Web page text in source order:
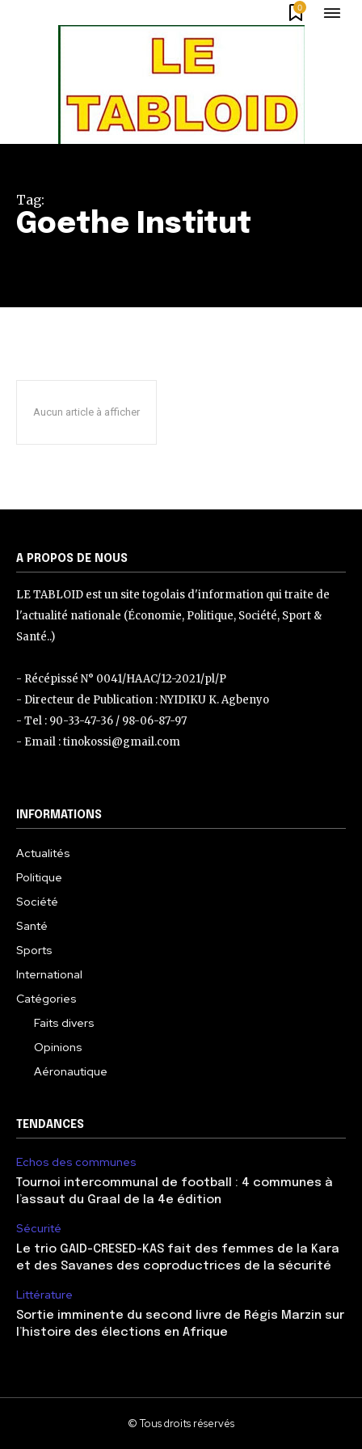
0
Tag:
Goethe Institut
Aucun article à afficher
A PROPOS DE NOUS
LE TABLOID est un site togolais d'information qui traite de
l'actualité nationale (Économie, Politique, Société, Sport &
Santé..)
- Récépissé N° 0041/HAAC/12-2021/pl/P
- Directeur de Publication : NYIDIKU K. Agbenyo
- Tel : 90-33-47-36 / 98-06-87-97
- Email : tinokossi@gmail.com
INFORMATIONS
Actualités
Politique
Société
Santé
Sports
International
Catégories
Faits divers
Opinions
Aéronautique
TENDANCES
Echos des communes
Tournoi intercommunal de football : 4 communes à
l’assaut du Graal de la 4e édition
Sécurité
Le trio GAID-CRESED-KAS fait des femmes de la Kara
et des Savanes des coproductrices de la sécurité
Littérature
Sortie imminente du second livre de Régis Marzin sur
l’histoire des élections en Afrique
© Tous droits réservés